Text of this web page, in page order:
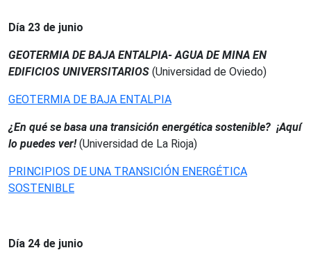
Día 23 de junio
GEOTERMIA DE BAJA ENTALPIA- AGUA DE MINA EN
EDIFICIOS UNIVERSITARIOS (Universidad de Oviedo)
GEOTERMIA DE BAJA ENTALPIA
¿En qué se basa una transición energética sostenible? ¡Aquí
lo puedes ver!(Universidad de La Rioja)
PRINCIPIOS DE UNA TRANSICIÓN ENERGÉTICA
SOSTENIBLE
Día 24 de junio